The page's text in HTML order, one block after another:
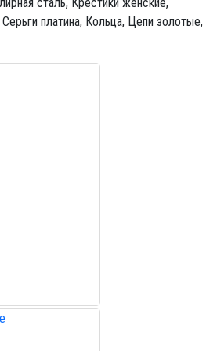
Серьги платина, Кольца, Цепи золотые,